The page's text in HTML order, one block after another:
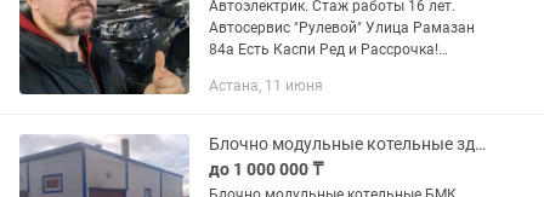
Автоэлектрик. Стаж работы 16 лет.
Автосервис "Рулевой" Улица Рамазан
84а Есть Каспи Ред и Рассрочка!
Диагностика и ремонт
Любые автомобили с...
Астана, 11 июня
Блочно модульные котельные здания изготавливаем, собираем
до 1 000 000 ₸